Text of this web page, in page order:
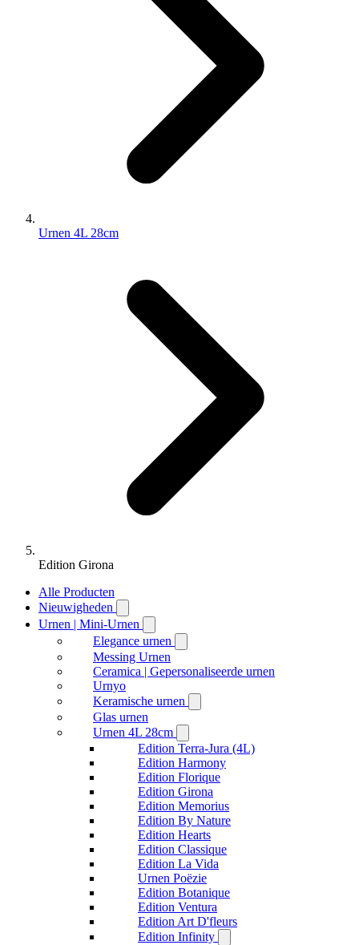
Urnen 4L 28cm
Edition Girona
Alle Producten
Nieuwigheden
Urnen | Mini-Urnen
Elegance urnen
Messing Urnen
Ceramica | Gepersonaliseerde urnen
Urnyo
Keramische urnen
Glas urnen
Urnen 4L 28cm
Edition Terra-Jura (4L)
Edition Harmony
Edition Florique
Edition Girona
Edition Memorius
Edition By Nature
Edition Hearts
Edition Classique
Edition La Vida
Urnen Poëzie
Edition Botanique
Edition Ventura
Edition Art D'fleurs
Edition Infinity